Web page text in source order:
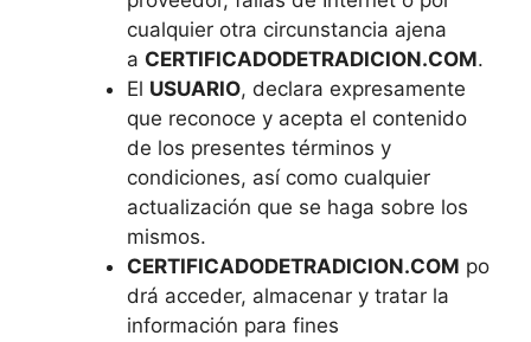
cualquier otra circunstancia ajena
a CERTIFICADODETRADICION.COM.
El USUARIO, declara expresamente
que reconoce y acepta el contenido
de los presentes términos y
condiciones, así como cualquier
actualización que se haga sobre los
mismos.
CERTIFICADODETRADICION.COM po
drá acceder, almacenar y tratar la
información para fines